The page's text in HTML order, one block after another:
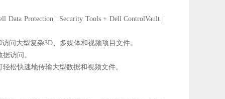
Protection | Security Tools + Dell ControlVault |
问大型复杂3D、多媒体和视频项目文件。
访问。
松快速地传输大型数据和视频文件。